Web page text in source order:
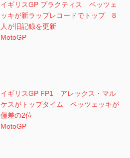
イギリスGP プラクティス ベッツェ
ッキが新ラップレコードでトップ 8
人が旧記録を更新
MotoGP
イギリスGP FP1 アレックス・マル
ケスがトップタイム ベッツェッキが
僅差の2位
MotoGP